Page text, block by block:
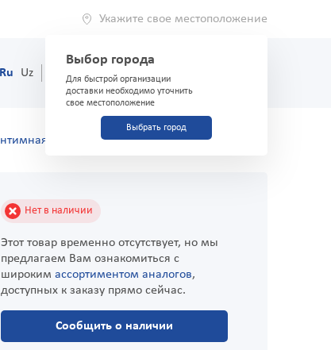
Укажите свое местоположение
Выбор города
Для быстрой организации
доставки необходимо уточнить
свое местоположение
Выбрать город
Ru Uz (71) 200-03-03
"Safex" Банан 50мл
Нет в наличии
Этот товар временно отсутствует, но мы
предлагаем Вам ознакомиться с
широким ассортиментом аналогов,
доступных к заказу прямо сейчас.
Сообщить о наличии